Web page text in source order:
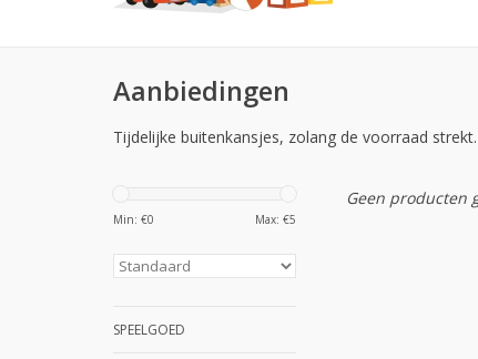
Aanbiedingen
Tijdelijke buitenkansjes, zolang de voorraad strekt.
Min: €0 Max: €5
SPEELGOED
Geen producten